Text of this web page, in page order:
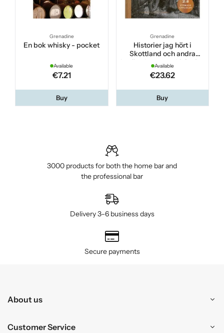
Grenadine
En bok whisky - pocket
Available
€7.21
Buy
Grenadine
Historier jag hört i
Skottland och andra
berättelser om whisky 2:a
utökade upplagan
Available
€23.62
Buy
3000 products for both the home bar and
the professional bar
Delivery 3–6 business days
Secure payments
About us
Customer Service